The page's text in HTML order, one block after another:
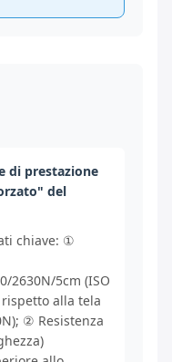
di prestazione
del
chiave: ①
2630N/5cm (ISO
alla tela
② Resistenza